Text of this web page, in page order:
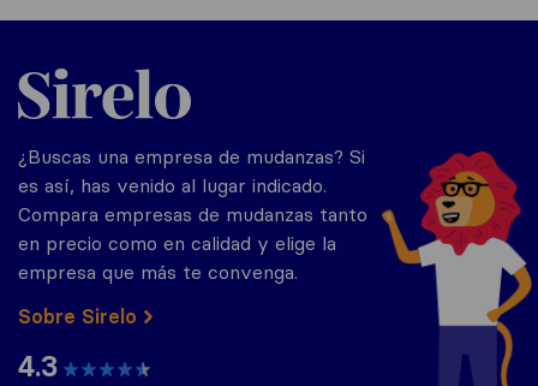
Sirelo.es
¿Buscas una empresa de mudanzas? Si
es así, has venido al lugar indicado.
Compara empresas de mudanzas tanto
en precio como en calidad y elige la
empresa que más te convenga.
Sobre Sirelo
4.3